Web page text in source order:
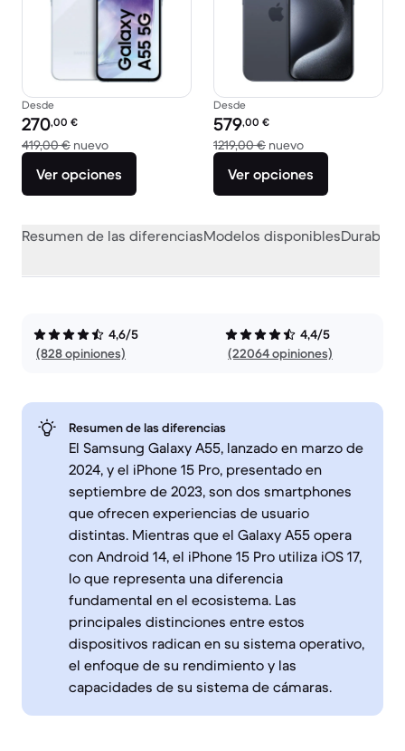
Desde
Precio reacondicionado:
270,00 €
419,00 € nuevoEl dispositivo nuevo vale 419,00 €
Ver opciones
Desde
Precio reacondicionado:
579,00 €
1219,00 € nuevoEl dispositivo
Ver opciones
Resumen de las diferenciasModelos disponibles
4,6/5
(828 opiniones)
4,4/5
(22064 opiniones)
Resumen de las diferencias
El Samsung Galaxy A55, lanzado en marzo de
2024, y el iPhone 15 Pro, presentado en
septiembre de 2023, son dos smartphones
que ofrecen experiencias de usuario
distintas. Mientras que el Galaxy A55 opera
con Android 14, el iPhone 15 Pro utiliza iOS 17,
lo que representa una diferencia
fundamental en el ecosistema. Las
principales distinciones entre estos
dispositivos radican en su sistema operativo,
el enfoque de su rendimiento y las
capacidades de su sistema de cámaras.